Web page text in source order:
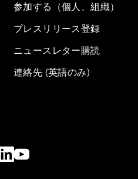
参加する（個人、組織）
プレスリリース登録
ニュースレター購読
連絡先 (英語のみ)